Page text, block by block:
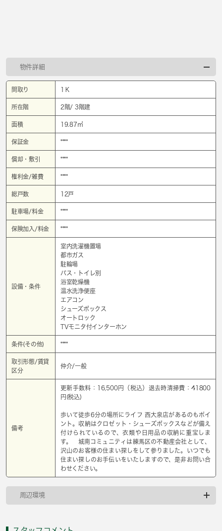
物件詳細
間取り 1Ｋ
所在階 2階/ 3階建
面積 19.87㎡
保証金 ****
償却・敷引 ****
権利金/雑費 ****
総戸数 12戸
駐車場/料金 ****
保険加入/料金 ****
設備・条件
室内洗濯機置場
都市ガス
駐輪場
バス・トイレ別
浴室乾燥機
温水洗浄便座
エアコン
シューズボックス
オートロック
TVモニタ付インターホン
条件(その他) ****
取引形態/賃貸
区分
仲介/一般
備考
更新手数料：16,500円（税込）退去時清掃費：41800
円(税込)
歩いて徒歩6分の場所にライフ 西大泉店があるのもポイ
ント。収納はクロゼット・シューズボックスなどが備え
付けられているので、衣類や日用品の収納に重宝しま
す。 城南コミュニティは練馬区の不動産会社として、
沢山のお客様の住まい探しをして参りました。いつでも
住まい探しのお手伝いをいたしますので、是非お問い合
わせください。
周辺環境